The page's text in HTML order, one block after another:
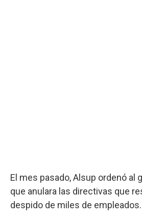
El mes pasado, Alsup ordenó al
que anulara las directivas que
despido de miles de empleados.